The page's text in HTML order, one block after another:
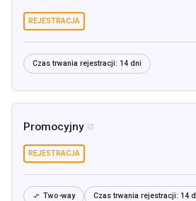
REJESTRACJA
Czas trwania rejestracji: 14 dni
Promocyjny 
REJESTRACJA
 Two-way Czas trwania rejestracji: 14